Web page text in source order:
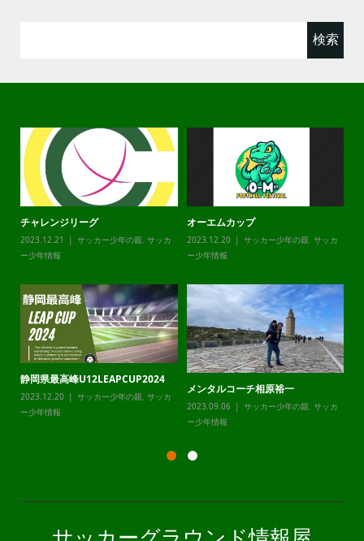
チャレンジリーグ
2023.12.21 サッカー少年の親, サッカ
ー少年情報
オーエムカップ
2023.12.20 サッカー少年の親, サッカ
ー少年情報
静岡県最高峰U12LEAPCUP2024
2023.12.20 サッカー少年の親, サッカ
ー少年情報
メンタルコーチ相原裕一
2023.09.06 サッカー少年の親, サッカ
ー少年情報